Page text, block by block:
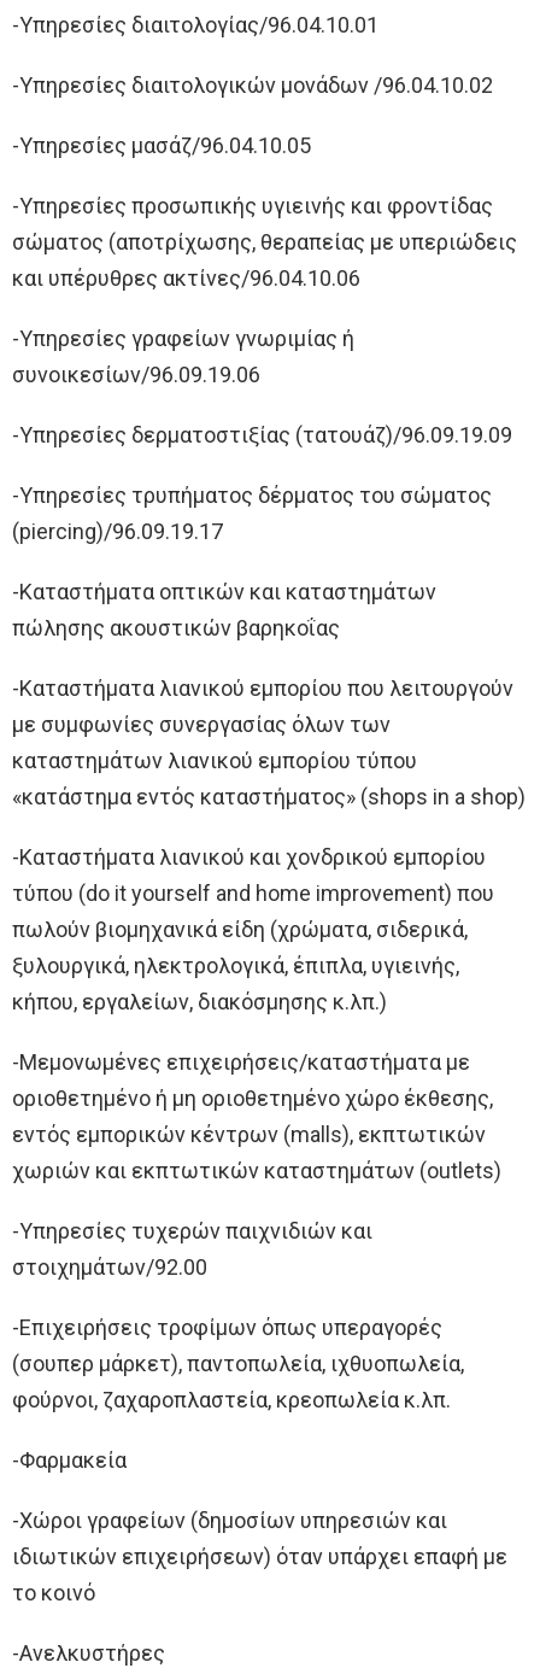
-Υπηρεσίες διαιτολογίας/96.04.10.01
-Υπηρεσίες διαιτολογικών μονάδων /96.04.10.02
-Υπηρεσίες μασάζ/96.04.10.05
-Υπηρεσίες προσωπικής υγιεινής και φροντίδας
σώματος (αποτρίχωσης, θεραπείας με υπεριώδεις
και υπέρυθρες ακτίνες/96.04.10.06
-Υπηρεσίες γραφείων γνωριμίας ή
συνοικεσίων/96.09.19.06
-Υπηρεσίες δερματοστιξίας (τατουάζ)/96.09.19.09
-Υπηρεσίες τρυπήματος δέρματος του σώματος
(piercing)/96.09.19.17
-Καταστήματα οπτικών και καταστημάτων
πώλησης ακουστικών βαρηκοΐας
-Καταστήματα λιανικού εμπορίου που λειτουργούν
με συμφωνίες συνεργασίας όλων των
καταστημάτων λιανικού εμπορίου τύπου
«κατάστημα εντός καταστήματος» (shops in a shop)
-Καταστήματα λιανικού και χονδρικού εμπορίου
τύπου (do it yourself and home improvement) που
πωλούν βιομηχανικά είδη (χρώματα, σιδερικά,
ξυλουργικά, ηλεκτρολογικά, έπιπλα, υγιεινής,
κήπου, εργαλείων, διακόσμησης κ.λπ.)
-Μεμονωμένες επιχειρήσεις/καταστήματα με
οριοθετημένο ή μη οριοθετημένο χώρο έκθεσης,
εντός εμπορικών κέντρων (malls), εκπτωτικών
χωριών και εκπτωτικών καταστημάτων (outlets)
-Υπηρεσίες τυχερών παιχνιδιών και
στοιχημάτων/92.00
-Επιχειρήσεις τροφίμων όπως υπεραγορές
(σουπερ μάρκετ), παντοπωλεία, ιχθυοπωλεία,
φούρνοι, ζαχαροπλαστεία, κρεοπωλεία κ.λπ.
-Φαρμακεία
-Χώροι γραφείων (δημοσίων υπηρεσιών και
ιδιωτικών επιχειρήσεων) όταν υπάρχει επαφή με
το κοινό
-Ανελκυστήρες